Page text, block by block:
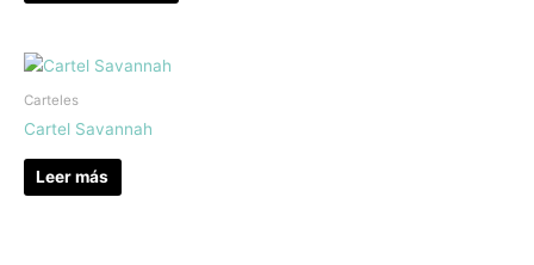
Carteles
Cartel Savannah
Leer más